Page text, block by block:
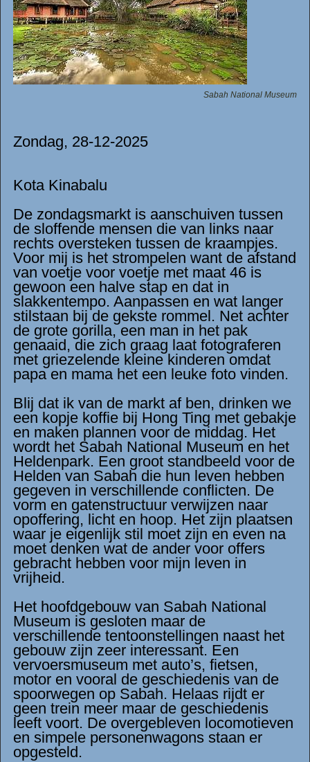
Sabah National Museum
Zondag, 28-12-2025
Kota Kinabalu
De zondagsmarkt is aanschuiven tussen
de sloffende mensen die van links naar
rechts oversteken tussen de kraampjes.
Voor mij is het strompelen want de afstand
van voetje voor voetje met maat 46 is
gewoon een halve stap en dat in
slakkentempo. Aanpassen en wat langer
stilstaan bij de gekste rommel. Net achter
de grote gorilla, een man in het pak
genaaid, die zich graag laat fotograferen
met griezelende kleine kinderen omdat
papa en mama het een leuke foto vinden.
Blij dat ik van de markt af ben, drinken we
een kopje koffie bij Hong Ting met gebakje
en maken plannen voor de middag. Het
wordt het Sabah National Museum en het
Heldenpark. Een groot standbeeld voor de
Helden van Sabah die hun leven hebben
gegeven in verschillende conflicten. De
vorm en gatenstructuur verwijzen naar
opoffering, licht en hoop. Het zijn plaatsen
waar je eigenlijk stil moet zijn en even na
moet denken wat de ander voor offers
gebracht hebben voor mijn leven in
vrijheid.
Het hoofdgebouw van Sabah National
Museum is gesloten maar de
verschillende tentoonstellingen naast het
gebouw zijn zeer interessant. Een
vervoersmuseum met auto’s, fietsen,
motor en vooral de geschiedenis van de
spoorwegen op Sabah. Helaas rijdt er
geen trein meer maar de geschiedenis
leeft voort. De overgebleven locomotieven
en simpele personenwagons staan er
opgesteld.